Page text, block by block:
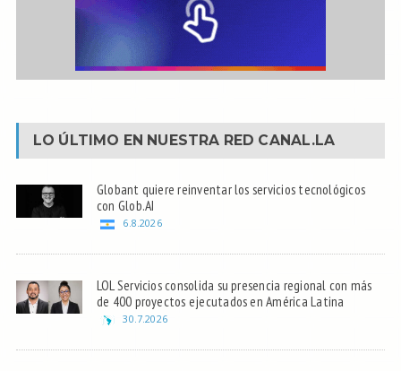
LO ÚLTIMO EN NUESTRA RED CANAL.LA
Globant quiere reinventar los servicios tecnológicos
con Glob.AI
6.8.2026
LOL Servicios consolida su presencia regional con más
de 400 proyectos ejecutados en América Latina
30.7.2026